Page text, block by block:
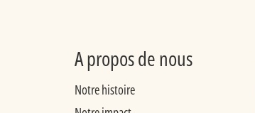
A propos de nous
Notre histoire